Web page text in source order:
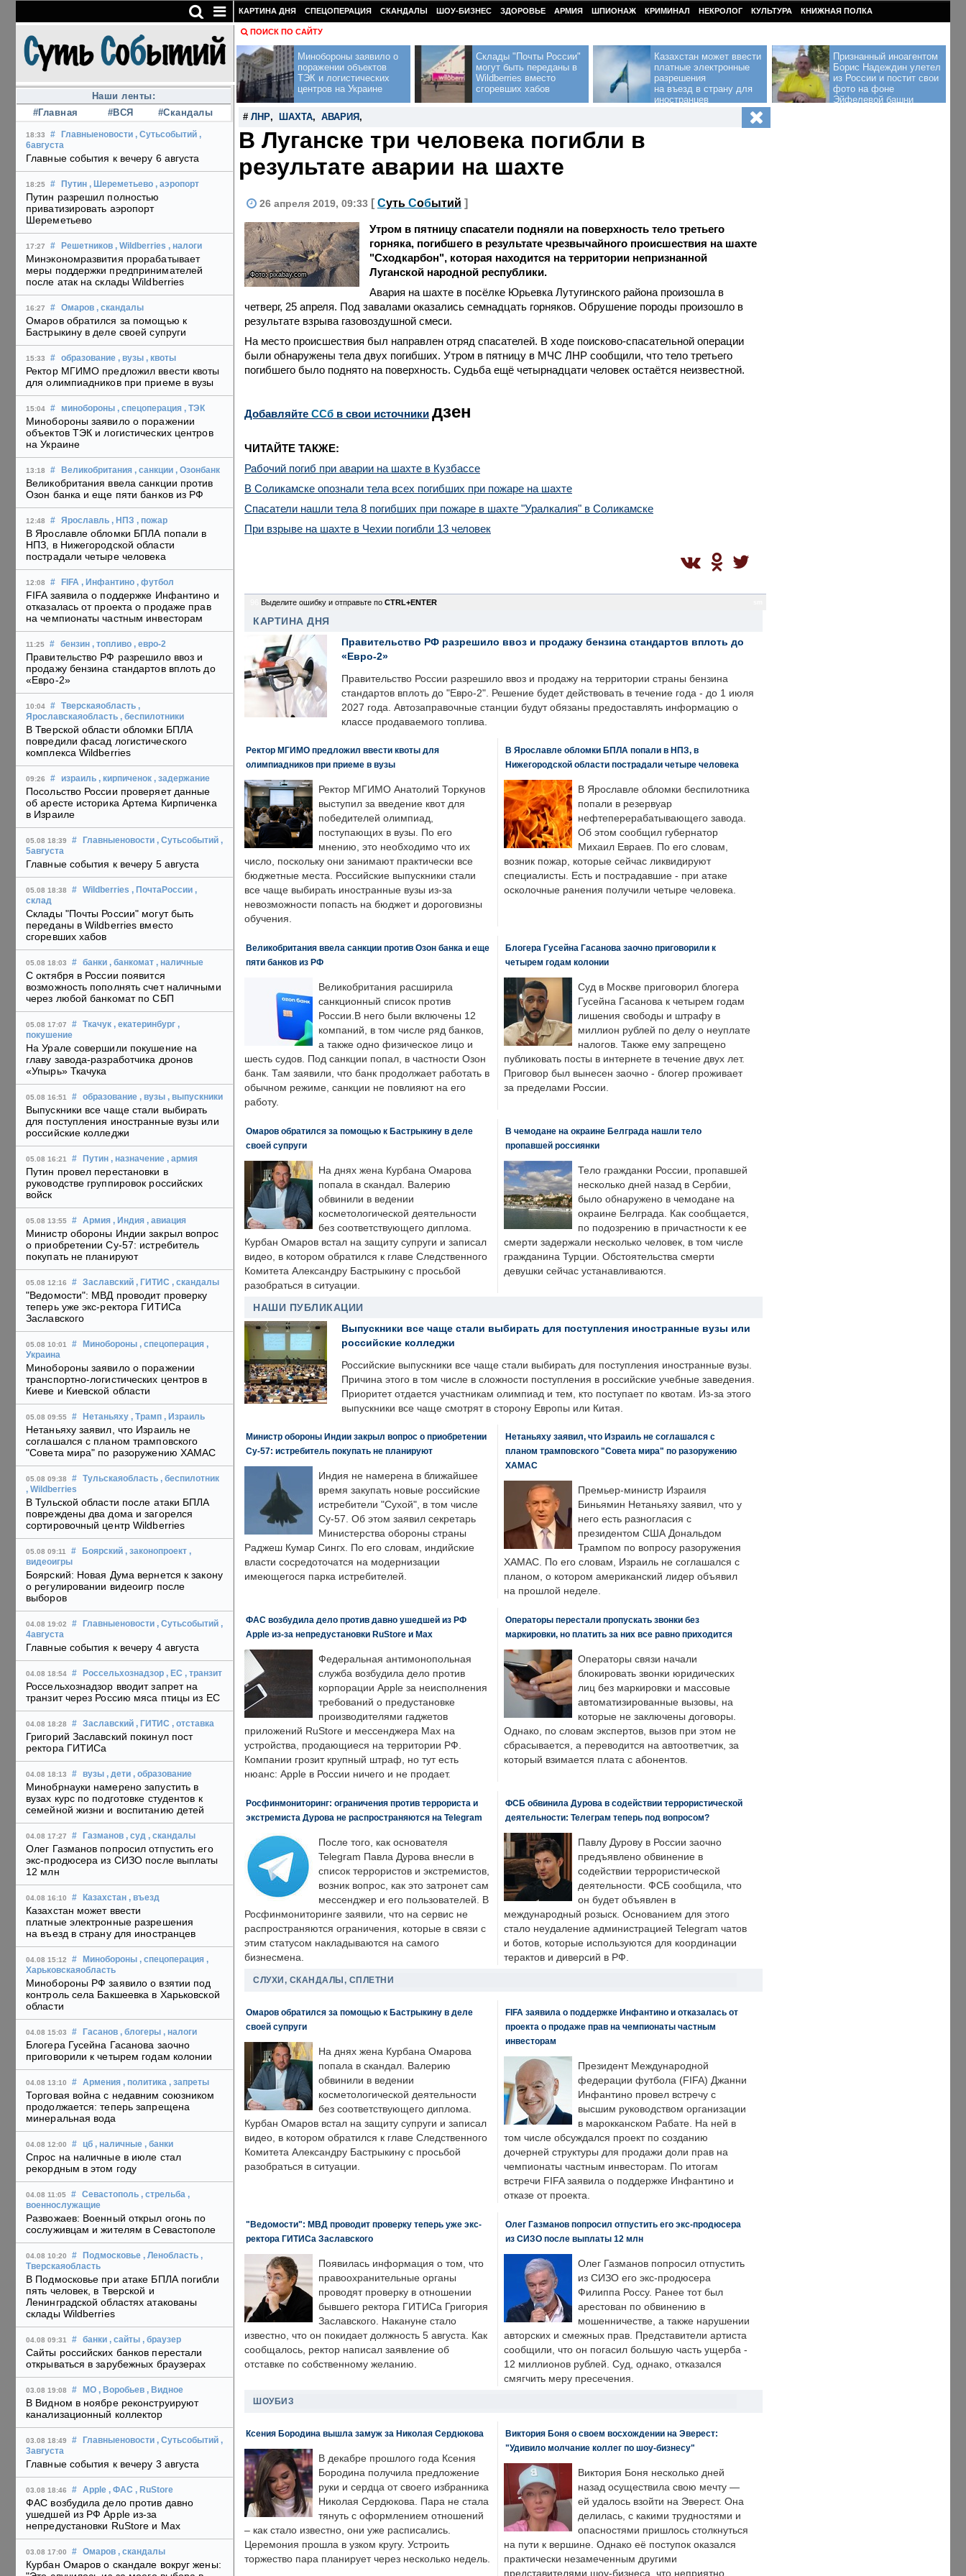
Наши ленты:
#Главная
#ВСЯ #Скандалы
18:33 # Главныеновости , Сутьсобытий ,
6августа
Главные события к вечеру 6 августа
18:25 # Путин , Шереметьево , аэропорт
Путин разрешил полностью
приватизировать аэропорт
Шереметьево
17:27 # Решетников , Wildberries , налоги
Минэкономразвития прорабатывает
меры поддержки предпринимателей
после атак на склады Wildberries
16:27 # Омаров , скандалы
Омаров обратился за помощью к
Бастрыкину в деле своей супруги
15:33 # образование , вузы , квоты
Ректор МГИМО предложил ввести квоты
для олимпиадников при приеме в вузы
15:04 # минобороны , спецоперация , ТЭК
Минобороны заявило о поражении
объектов ТЭК и логистических центров
на Украине
13:18 # Великобритания , санкции , Озонбанк
Великобритания ввела санкции против
Озон банка и еще пяти банков из РФ
12:48 # Ярославль , НПЗ , пожар
В Ярославле обломки БПЛА попали в
НПЗ, в Нижегородской области
пострадали четыре человека
12:08 # FIFA , Инфантино , футбол
FIFA заявила о поддержке Инфантино и
отказалась от проекта о продаже прав
на чемпионаты частным инвесторам
11:25 # бензин , топливо , евро-2
Правительство РФ разрешило ввоз и
продажу бензина стандартов вплоть до
«Евро-2»
10:04 # Тверскаяобласть ,
Ярославскаяобласть , беспилотники
В Тверской области обломки БПЛА
повредили фасад логистического
комплекса Wildberries
09:26 # израиль , кирпиченок , задержание
Посольство России проверяет данные
об аресте историка Артема Кирпиченка
в Израиле
05.08 18:39 # Главныеновости , Сутьсобытий ,
5августа
Главные события к вечеру 5 августа
05.08 18:38 # Wildberries , ПочтаРоссии ,
склад
Склады "Почты России" могут быть
переданы в Wildberries вместо
сгоревших хабов
05.08 18:03 # банки , банкомат , наличные
С октября в России появится
возможность пополнять счет наличными
через любой банкомат по СБП
05.08 17:07 # Ткачук , екатеринбург ,
покушение
На Урале совершили покушение на
главу завода-разработчика дронов
«Упырь» Ткачука
05.08 16:51 # образование , вузы , выпускники
Выпускники все чаще стали выбирать
для поступления иностранные вузы или
российские колледжи
05.08 16:21 # Путин , назначение , армия
Путин провел перестановки в
руководстве группировок российских
войск
05.08 13:55 # Армия , Индия , авиация
Министр обороны Индии закрыл вопрос
о приобретении Су-57: истребитель
покупать не планируют
05.08 12:16 # Заславский , ГИТИС , скандалы
"Ведомости": МВД проводит проверку
теперь уже экс-ректора ГИТИСа
Заславского
05.08 10:01 # Минобороны , спецоперация ,
Украина
Минобороны заявило о поражении
транспортно-логистических центров в
Киеве и Киевской области
05.08 09:55 # Нетаньяху , Трамп , Израиль
Нетаньяху заявил, что Израиль не
соглашался с планом трамповского
"Совета мира" по разоружению ХАМАС
05.08 09:38 # Тульскаяобласть , беспилотник
, Wildberries
В Тульской области после атаки БПЛА
повреждены два дома и загорелся
сортировочный центр Wildberries
05.08 09:11 # Боярский , законопроект ,
видеоигры
Боярский: Новая Дума вернется к закону
о регулировании видеоигр после
выборов
04.08 19:02 # Главныеновости , Сутьсобытий ,
4августа
Главные события к вечеру 4 августа
04.08 18:54 # Россельхознадзор , ЕС , транзит
Россельхознадзор вводит запрет на
транзит через Россию мяса птицы из ЕС
04.08 18:28 # Заславский , ГИТИС , отставка
Григорий Заславский покинул пост
ректора ГИТИСа
04.08 18:13 # вузы , дети , образование
Минобрнауки намерено запустить в
вузах курс по подготовке студентов к
семейной жизни и воспитанию детей
04.08 17:27 # Газманов , суд , скандалы
Олег Газманов попросил отпустить его
экс-продюсера из СИЗО после выплаты
12 млн
04.08 16:10 # Казахстан , въезд
Казахстан может ввести
платные электронные разрешения
на въезд в страну для иностранцев
04.08 15:12 # Минобороны , спецоперация ,
Харьковскаяобласть
Минобороны РФ заявило о взятии под
контроль села Бакшеевка в Харьковской
области
04.08 15:03 # Гасанов , блогеры , налоги
Блогера Гусейна Гасанова заочно
приговорили к четырем годам колонии
04.08 13:10 # Армения , политика , запреты
Торговая война с недавним союзником
продолжается: теперь запрещена
минеральная вода
04.08 12:00 # цб , наличные , банки
Спрос на наличные в июле стал
рекордным в этом году
04.08 11:05 # Севастополь , стрельба ,
военнослужащие
Развожаев: Военный открыл огонь по
сослуживцам и жителям в Севастополе
04.08 10:20 # Подмосковье , Ленобласть ,
Тверскаяобласть
В Подмосковье при атаке БПЛА погибли
пять человек, в Тверской и
Ленинградской областях атакованы
склады Wildberries
04.08 09:31 # банки , сайты , браузер
Сайты российских банков перестали
открываться в зарубежных браузерах
03.08 19:08 # МО , Воробьев , Видное
В Видном в ноябре реконструируют
канализационный коллектор
03.08 18:49 # Главныеновости , Сутьсобытий ,
3августа
Главные события к вечеру 3 августа
03.08 18:46 # Apple , ФАС , RuStore
ФАС возбудила дело против давно
ушедшей из РФ Apple из-за
непредустановки RuStore и Max
03.08 17:00 # Омаров , скандалы
Курбан Омаров о скандале вокруг жены:
КАРТИНА ДНЯ СПЕЦОПЕРАЦИЯ СКАНДАЛЫ ШОУ-БИЗНЕС ЗДОРОВЬЕ АРМИЯ ШПИОНАЖ КРИМИНАЛ НЕКРОЛОГ КУЛЬТУРА КНИЖНАЯ ПОЛКА
ПОИСК ПО САЙТУ
Минобороны заявило о
поражении объектов
ТЭК и логистических
центров на Украине
Склады "Почты России"
могут быть переданы в
Wildberries вместо
сгоревших хабов
Казахстан может ввести
платные электронные
разрешения
на въезд в страну для
иностранцев
Признанный иноагентом
Борис Надеждин улетел
из России и постит свои
фото на фоне
Эйфелевой башни
# ЛНР, ШАХТА, АВАРИЯ ,
В Луганске три человека погибли в
результате аварии на шахте
26 апреля 2019, 09:33 [ Суть Событий ]
Фото: pixabay.com
Утром в пятницу спасатели подняли на поверхность тело третьего
горняка, погибшего в результате чрезвычайного происшествия на шахте
"Сходкарбон", которая находится на территории непризнанной
Луганской народной республики.
Авария на шахте в посёлке Юрьевка Лутугинского района произошла в
четверг, 25 апреля. Под завалами оказались семнадцать горняков. Обрушение породы произошло в
результате взрыва газовоздушной смеси.
На место происшествия был направлен отряд спасателей. В ходе поисково-спасательной операции
были обнаружены тела двух погибших. Утром в пятницу в МЧС ЛНР сообщили, что тело третьего
погибшего было поднято на поверхность. Судьба ещё четырнадцати человек остаётся неизвестной.
Добавляйте CСб в свои источники дзен
ЧИТАЙТЕ ТАКЖЕ:
Рабочий погиб при аварии на шахте в Кузбассе
В Соликамске опознали тела всех погибших при пожаре на шахте
Спасатели нашли тела 8 погибших при пожаре в шахте "Уралкалия" в Соликамске
При взрыве на шахте в Чехии погибли 13 человек
Выделите ошибку и отправьте по CTRL+ENTER
КАРТИНА ДНЯ
Правительство РФ разрешило ввоз и продажу бензина стандартов вплоть до
«Евро-2»
Правительство России разрешило ввоз и продажу на территории страны бензина
стандартов вплоть до "Евро-2". Решение будет действовать в течение года - до 1 июля
2027 года. Автозаправочные станции будут обязаны предоставлять информацию о
классе продаваемого топлива.
Ректор МГИМО предложил ввести квоты для
олимпиадников при приеме в вузы
Ректор МГИМО Анатолий Торкунов
выступил за введение квот для
победителей олимпиад,
поступающих в вузы. По его
мнению, это необходимо что их
число, поскольку они занимают практически все
бюджетные места. Российские выпускники стали
все чаще выбирать иностранные вузы из-за
невозможности попасть на бюджет и дороговизны
обучения.
В Ярославле обломки БПЛА попали в НПЗ, в
Нижегородской области пострадали четыре человека
В Ярославле обломки беспилотника
попали в резервуар
нефтеперерабатывающего завода.
Об этом сообщил губернатор
Михаил Евраев. По его словам,
возник пожар, которые сейчас ликвидируют
специалисты. Есть и пострадавшие - при атаке
осколочные ранения получили четыре человека.
Великобритания ввела санкции против Озон банка и еще
пяти банков из РФ
Великобритания расширила
санкционный список против
России.В него были включены 12
компаний, в том числе ряд банков,
а также одно физическое лицо и
шесть судов. Под санкции попал, в частности Озон
банк. Там заявили, что банк продолжает работать в
обычном режиме, санкции не повлияют на его
работу.
Блогера Гусейна Гасанова заочно приговорили к
четырем годам колонии
Суд в Москве приговорил блогера
Гусейна Гасанова к четырем годам
лишения свободы и штрафу в
миллион рублей по делу о неуплате
налогов. Также ему запрещено
публиковать посты в интернете в течение двух лет.
Приговор был вынесен заочно - блогер проживает
за пределами России.
Омаров обратился за помощью к Бастрыкину в деле
своей супруги
На днях жена Курбана Омарова
попала в скандал. Валерию
обвинили в ведении
косметологической деятельности
без соответствующего диплома.
Курбан Омаров встал на защиту супруги и записал
видео, в котором обратился к главе Следственного
Комитета Александру Бастрыкину с просьбой
разобраться в ситуации.
В чемодане на окраине Белграда нашли тело
пропавшей россиянки
Тело гражданки России, пропавшей
несколько дней назад в Сербии,
было обнаружено в чемодане на
окраине Белграда. Как сообщается,
по подозрению в причастности к ее
смерти задержали несколько человек, в том числе
гражданина Турции. Обстоятельства смерти
девушки сейчас устанавливаются.
НАШИ ПУБЛИКАЦИИ
Выпускники все чаще стали выбирать для поступления иностранные вузы или
российские колледжи
Российские выпускники все чаще стали выбирать для поступления иностранные вузы.
Причина этого в том числе в сложности поступления в российские учебные заведения.
Приоритет отдается участникам олимпиад и тем, кто поступает по квотам. Из-за этого
выпускники все чаще смотрят в сторону Европы или Китая.
Министр обороны Индии закрыл вопрос о приобретении
Су-57: истребитель покупать не планируют
Индия не намерена в ближайшее
время закупать новые российские
истребители "Сухой", в том числе
Су-57. Об этом заявил секретарь
Министерства обороны страны
Раджеш Кумар Сингх. По его словам, индийские
власти сосредоточатся на модернизации
имеющегося парка истребителей.
Нетаньяху заявил, что Израиль не соглашался с
планом трамповского "Совета мира" по разоружению
ХАМАС
Премьер-министр Израиля
Биньямин Нетаньяху заявил, что у
него есть разногласия с
президентом США Дональдом
Трампом по вопросу разоружения
ХАМАС. По его словам, Израиль не соглашался с
планом, о котором американский лидер объявил
на прошлой неделе.
ФАС возбудила дело против давно ушедшей из РФ
Apple из-за непредустановки RuStore и Max
Федеральная антимонопольная
служба возбудила дело против
корпорации Apple за неисполнения
требований о предустановке
производителями гаджетов
приложений RuStore и мессенджера Max на
устройства, продающиеся на территории РФ.
Компании грозит крупный штраф, но тут есть
нюанс: Apple в России ничего и не продает.
Операторы перестали пропускать звонки без
маркировки, но платить за них все равно приходится
Операторы связи начали
блокировать звонки юридических
лиц без маркировки и массовые
автоматизированные вызовы, на
которые не заключены договоры.
Однако, по словам экспертов, вызов при этом не
сбрасывается, а переводится на автоответчик, за
который взимается плата с абонентов.
Росфинмониторинг: ограничения против террориста и
экстремиста Дурова не распространяются на Telegram
После того, как основателя
Telegram Павла Дурова внесли в
список террористов и экстремистов,
возник вопрос, как это затронет сам
мессенджер и его пользователей. В
Росфинмониторинге заявили, что на сервис не
распространяются ограничения, которые в связи с
этим статусом накладываются на самого
бизнесмена.
ФСБ обвинила Дурова в содействии террористической
деятельности: Телеграм теперь под вопросом?
Павлу Дурову в России заочно
предъявлено обвинение в
содействии террористической
деятельности. ФСБ сообщила, что
он будет объявлен в
международный розыск. Основанием для этого
стало неудаление администрацией Telegram чатов
и ботов, которые используются для координации
терактов и диверсий в РФ.
СЛУХИ, СКАНДАЛЫ, СПЛЕТНИ
Омаров обратился за помощью к Бастрыкину в деле
своей супруги
На днях жена Курбана Омарова
попала в скандал. Валерию
обвинили в ведении
косметологической деятельности
без соответствующего диплома.
Курбан Омаров встал на защиту супруги и записал
видео, в котором обратился к главе Следственного
Комитета Александру Бастрыкину с просьбой
разобраться в ситуации.
FIFA заявила о поддержке Инфантино и отказалась от
проекта о продаже прав на чемпионаты частным
инвесторам
Президент Международной
федерации футбола (FIFA) Джанни
Инфантино провел встречу с
высшим руководством организации
в марокканском Рабате. На ней в
том числе обсуждался проект по созданию
дочерней структуры для продажи доли прав на
чемпионаты частным инвесторам. По итогам
встречи FIFA заявила о поддержке Инфантино и
отказе от проекта.
"Ведомости": МВД проводит проверку теперь уже экс-
ректора ГИТИСа Заславского
Появилась информация о том, что
правоохранительные органы
проводят проверку в отношении
бывшего ректора ГИТИСа Григория
Заславского. Накануне стало
известно, что он покидает должность 5 августа. Как
сообщалось, ректор написал заявление об
отставке по собственному желанию.
Олег Газманов попросил отпустить его экс-продюсера
из СИЗО после выплаты 12 млн
Олег Газманов попросил отпустить
из СИЗО его экс-продюсера
Филиппа Россу. Ранее тот был
арестован по обвинению в
мошенничестве, а также нарушении
авторских и смежных прав. Представители артиста
сообщили, что он погасил большую часть ущерба -
12 миллионов рублей. Суд, однако, отказался
смягчить меру пресечения.
ШОУБИЗ
Ксения Бородина вышла замуж за Николая Сердюкова
В декабре прошлого года Ксения
Бородина получила предложение
руки и сердца от своего избранника
Николая Сердюкова. Пара не стала
тянуть с оформлением отношений
– как стало известно, они уже расписались.
Церемония прошла в узком кругу. Устроить
торжество пара планирует через несколько недель.
Виктория Боня о своем восхождении на Эверест:
"Удивило молчание коллег по шоу-бизнесу"
Виктория Боня несколько дней
назад осуществила свою мечту —
ей удалось взойти на Эверест. Она
делилась, с какими трудностями и
опасностями пришлось столкнуться
на пути к вершине. Однако её поступок оказался
практически незамеченным другими
представителями шоу-бизнеса, что неприятно